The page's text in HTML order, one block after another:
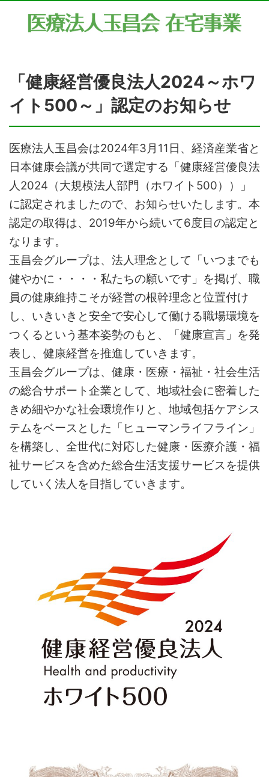
「健康経営優良法人2024～ホワ
イト500～」認定のお知らせ
医療法人玉昌会は2024年3月11日、経済産業省と
日本健康会議が共同で選定する「健康経営優良法
人2024（大規模法人部門（ホワイト500））」
に認定されましたので、お知らせいたします。本
認定の取得は、2019年から続いて6度目の認定と
なります。
玉昌会グループは、法人理念として「いつまでも
健やかに・・・・私たちの願いです」を掲げ、職
員の健康維持こそが経営の根幹理念と位置付け
し、いきいきと安全で安心して働ける職場環境を
つくるという基本姿勢のもと、「健康宣言」を発
表し、健康経営を推進していきます。
玉昌会グループは、健康・医療・福祉・社会生活
の総合サポート企業として、地域社会に密着した
きめ細やかな社会環境作りと、地域包括ケアシス
テムをベースとした「ヒューマンライフライン」
を構築し、全世代に対応した健康・医療介護・福
祉サービスを含めた総合生活支援サービスを提供
していく法人を目指していきます。